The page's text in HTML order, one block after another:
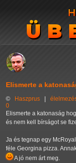
Elismerte a
© Haszprus
0
Elismerte a katonaság
és nem kell bírságot se
Ja és tegnap egy
féle Georgina pizza.
A jó nem árt meg.